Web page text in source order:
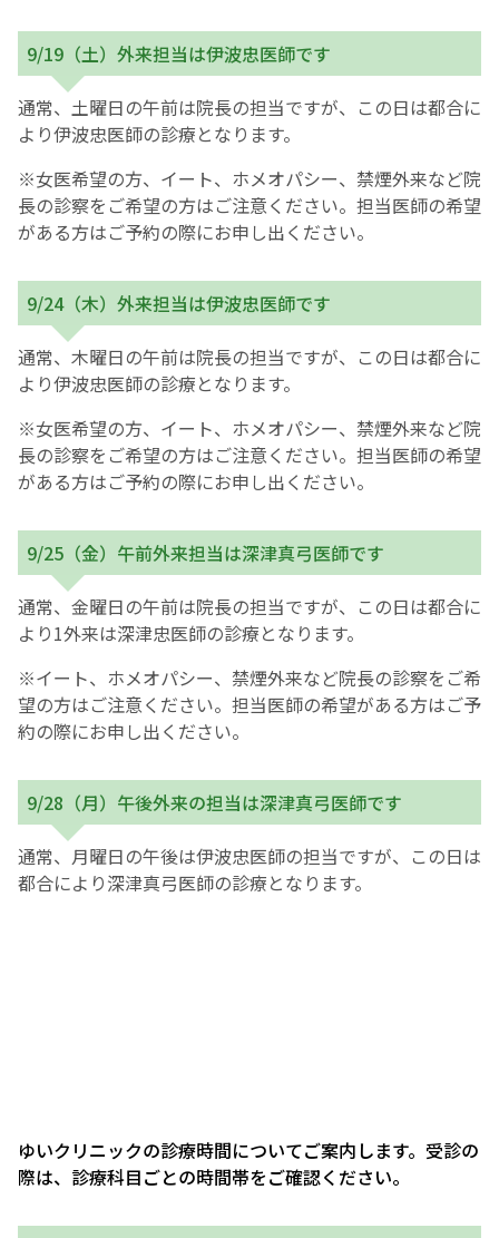
9/19（土）外来担当は伊波忠医師です
通常、土曜日の午前は院長の担当ですが、この日は都合に
より伊波忠医師の診療となります。
※女医希望の方、イート、ホメオパシー、禁煙外来など院
長の診察をご希望の方はご注意ください。担当医師の希望
がある方はご予約の際にお申し出ください。
9/24（木）外来担当は伊波忠医師です
通常、木曜日の午前は院長の担当ですが、この日は都合に
より伊波忠医師の診療となります。
※女医希望の方、イート、ホメオパシー、禁煙外来など院
長の診察をご希望の方はご注意ください。担当医師の希望
がある方はご予約の際にお申し出ください。
9/25（金）午前外来担当は深津真弓医師です
通常、金曜日の午前は院長の担当ですが、この日は都合に
より1外来は深津忠医師の診療となります。
※イート、ホメオパシー、禁煙外来など院長の診察をご希
望の方はご注意ください。担当医師の希望がある方はご予
約の際にお申し出ください。
9/28（月）午後外来の担当は深津真弓医師です
通常、月曜日の午後は伊波忠医師の担当ですが、この日は
都合により深津真弓医師の診療となります。
ゆいクリニックの診療時間についてご案内します。受診の
際は、診療科目ごとの時間帯をご確認ください。